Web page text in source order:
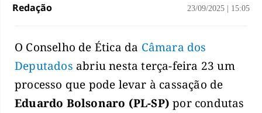
Redação 23/09/2025 15:05
O Conselho de Ética da Câmara dos
Deputados abriu nesta terça-feira 23 um
processo que pode levar à cassação de
Eduardo Bolsonaro (PL-SP) por condutas